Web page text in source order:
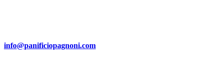
info@panificiopagnoni.com